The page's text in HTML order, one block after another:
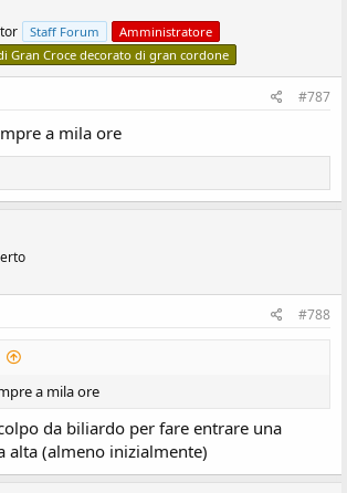
Staff Forum
Amministratore
Gran Croce decorato di gran cordone
#787
a mila ore
#788
a mila ore
da biliardo per fare entrare una
alta (almeno inizialmente)